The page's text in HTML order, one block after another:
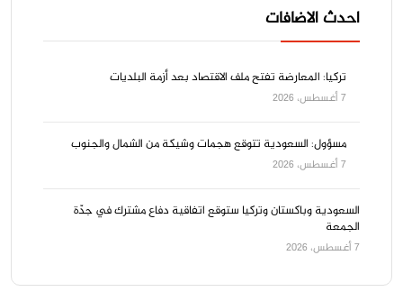
احدث الاضافات
تركيا: المعارضة تفتح ملف الاقتصاد بعد أزمة البلديات
7 أغسطس، 2026
مسؤول: السعودية تتوقع هجمات وشيكة من الشمال والجنوب
7 أغسطس، 2026
السعودية وباكستان وتركيا ستوقع اتفاقية دفاع مشترك في جدّة
الجمعة
7 أغسطس، 2026